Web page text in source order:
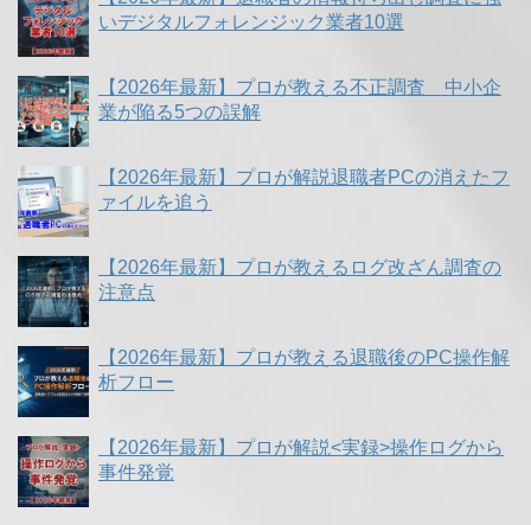
いデジタルフォレンジック業者10選
【2026年最新】プロが教える不正調査 中小企
業が陥る5つの誤解
【2026年最新】プロが解説退職者PCの消えたフ
ァイルを追う
【2026年最新】プロが教えるログ改ざん調査の
注意点
【2026年最新】プロが教える退職後のPC操作解
析フロー
【2026年最新】プロが解説<実録>操作ログから
事件発覚